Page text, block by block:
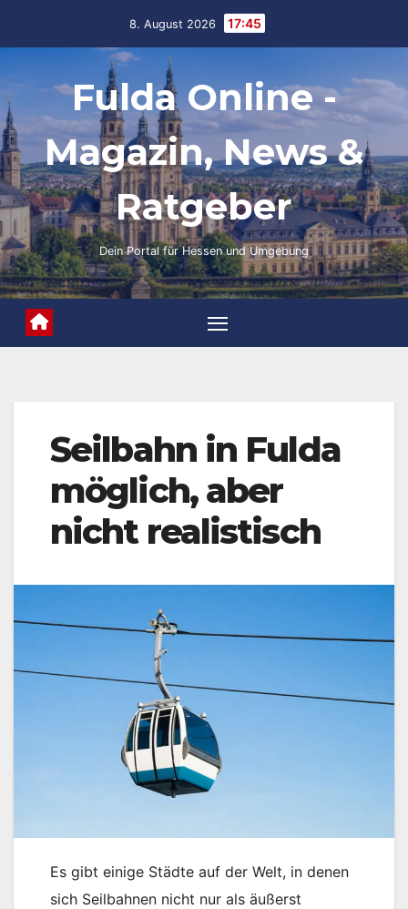
8. August 2026 17:45
Fulda Online -
Magazin, News &
Ratgeber
Dein Portal für Hessen und Umgebung
Seilbahn in Fulda
möglich, aber
nicht realistisch
Es gibt einige Städte auf der Welt, in denen
sich Seilbahnen nicht nur als äußerst